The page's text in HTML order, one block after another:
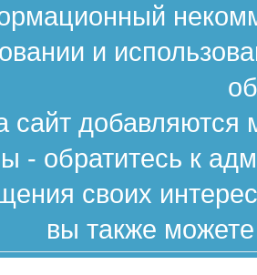
и
сайт
- обратитесь к
своих
вы также